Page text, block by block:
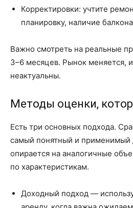
Корректировки: учтите
планировку, наличие
Важно смотреть на реальные
3–6 месяцев. Рынок меняется,
неактуальны.
Методы оценки,
Есть три основных подхода.
самый понятный и применимый
опирается на аналогичные
по характеристикам.
Доходный подход —